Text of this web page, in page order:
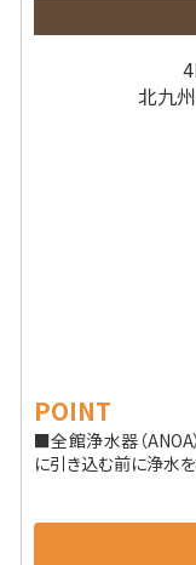
北九
POINT
■全館浄水器（
に引き込む前に浄水